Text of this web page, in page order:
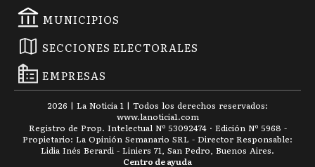
MUNICIPIOS
SECCIONES ELECTORALES
EMPRESAS
2026 | La Noticia 1 | Todos los derechos reservados:
www.lanoticia1.com
Registro de Prop. Intelectual Nº 53092474 · Edición Nº 5968 -
Propietario: La Opinión Semanario SRL - Director Responsable:
Lidia Inés Berardi - Liniers 71, San Pedro, Buenos Aires.
Centro de ayuda